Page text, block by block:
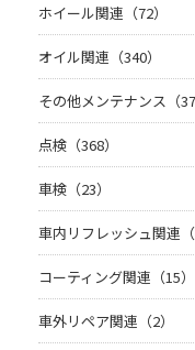
ホイール関連（72）
オイル関連（340）
その他メンテナンス（
点検（368）
車検（23）
車内リフレッシュ関連（
コーティング関連（15）
車外リペア関連（2）